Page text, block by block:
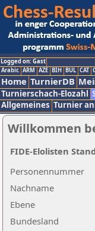
Logged on: Gast
Arabic ARM AZE BIH BUL CAT
Home TurnierDB
Turnierschach-Elozahl
Allgemeines Turnier
Willkommen
Nachname
Ebene
Personennummer
Bundesland
FIDE-Elolisten Stand